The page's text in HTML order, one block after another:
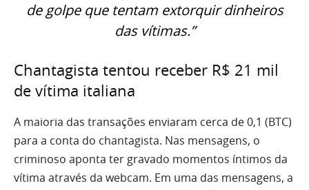
de golpe que tentam extorquir dinheiros
das vítimas.”
Chantagista tentou receber R$ 21 mil
de vítima italiana
A maioria das transações enviaram cerca de 0,1 (BTC)
para a conta do chantagista. Nas mensagens, o
criminoso aponta ter gravado momentos íntimos da
vítima através da webcam. Em uma das mensagens, a